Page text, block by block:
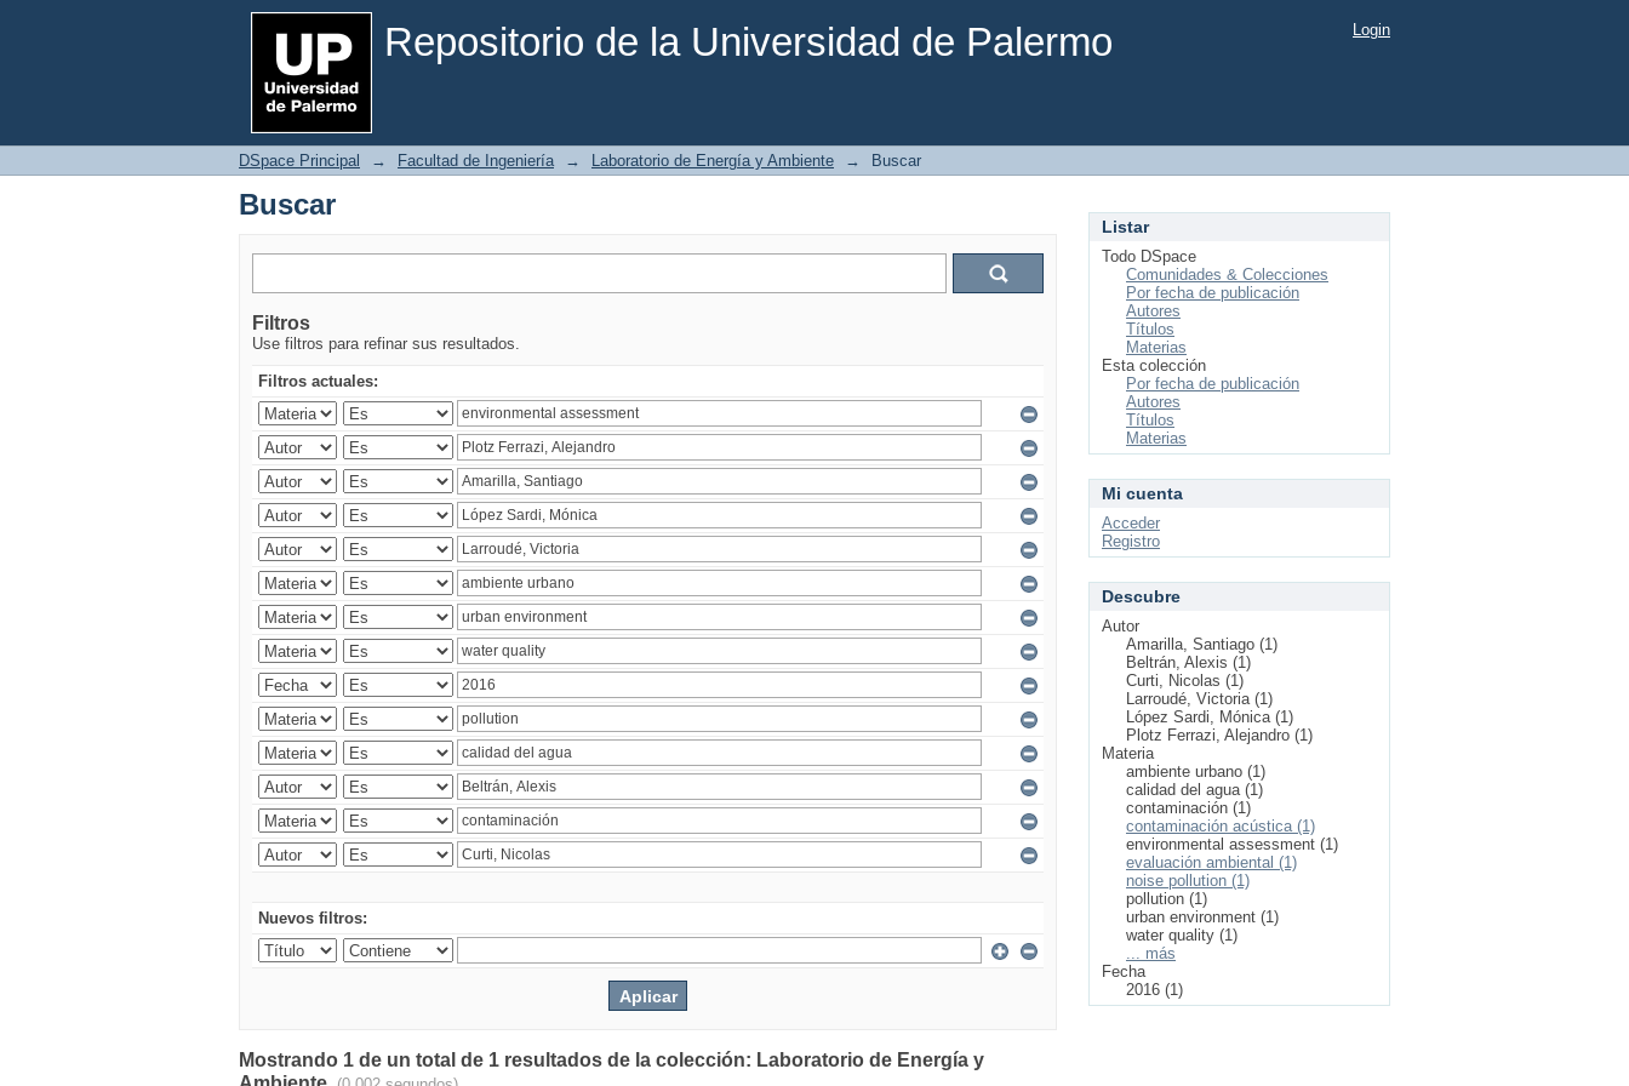
Repositorio de la Universidad de Palermo
Buscar Login
DSpace Principal → Facultad de Ingeniería → Laboratorio de Energía y Ambiente → Buscar
Buscar
Filtros
Use filtros para refinar sus resultados.
Filtros actuales:
Nuevos filtros:
Mostrando 1 de un total de 1 resultados de la colección: Laboratorio de Energía y
Listar
Todo DSpace
Comunidades & Colecciones
Por fecha de publicación
Autores
Títulos
Materias
Esta colección
Por fecha de publicación
Autores
Títulos
Materias
Mi cuenta
Acceder
Registro
Descubre
Autor
Amarilla, Santiago (1)
Beltrán, Alexis (1)
Curti, Nicolas (1)
Larroudé, Victoria (1)
López Sardi, Mónica (1)
Plotz Ferrazi, Alejandro (1)
Materia
ambiente urbano (1)
calidad del agua (1)
contaminación (1)
contaminación acústica (1)
environmental assessment (1)
evaluación ambiental (1)
noise pollution (1)
pollution (1)
urban environment (1)
water quality (1)
... más
Fecha
2016 (1)